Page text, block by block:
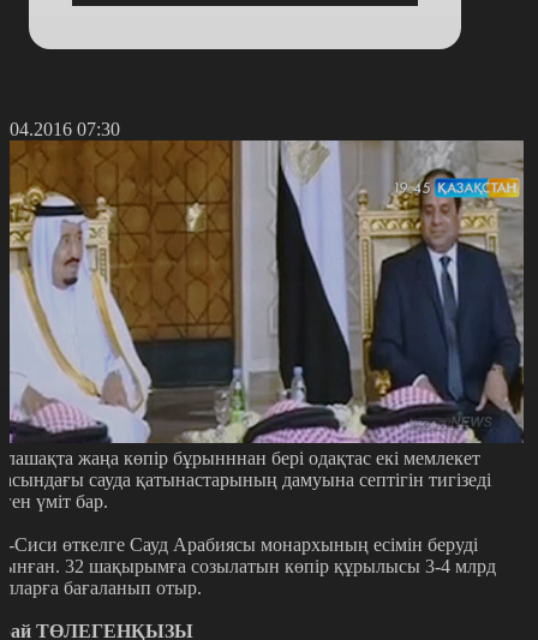
07:30
жаңа көпір бұрынннан бері одақтас екі мемлекет
сауда қатынастарының дамуына септігін тигізеді
үміт бар.
Сиси өткелге Сауд Арабиясы монархының есімін беруді
32 шақырымға созылатын көпір құрылысы 3-4 млрд
бағаланып отыр.
ТӨЛЕГЕНҚЫЗЫ